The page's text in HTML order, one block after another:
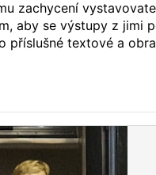
zachycení
aby se výstupy z jimi
příslušné textové a